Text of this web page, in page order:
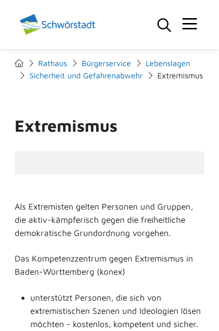
Rathaus Bürgerservice
Lebenslagen
Sicherheit und Gefahrenabwehr
Extremismus
Extremismus
Als Extremisten gelten Personen und Gruppen,
die aktiv-kämpferisch gegen die freiheitliche
demokratische Grundordnung vorgehen.
Das Kompetenzzentrum gegen Extremismus in
Baden-Württemberg (konex)
unterstützt Personen, die sich von
extremistischen Szenen und Ideologien lösen
möchten - kostenlos, kompetent und sicher.